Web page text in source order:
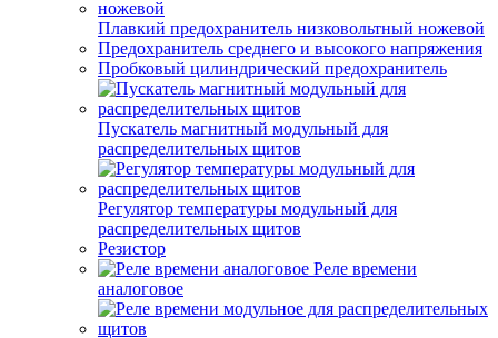
Плавкий предохранитель низковольтный ножевой
Предохранитель среднего и высокого напряжения
Пробковый цилиндрический предохранитель
Пускатель магнитный модульный для
распределительных щитов
Регулятор температуры модульный для
распределительных щитов
Резистор
Реле времени
аналоговое